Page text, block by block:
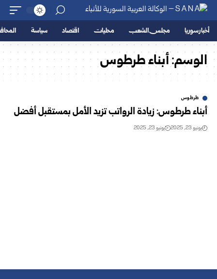
أخبار سوريا مجلس الشعب محليات اقتصاد سياسة
الوسم:أبناء طرطوس
طرطوس
أبناء طرطوس: زيادة الرواتب تزيد الأمل بمستقبل أفضل
يونيو 23, 2025 يونيو 23, 2025